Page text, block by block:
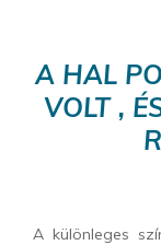
A HAL
VOLT ,
A különleges